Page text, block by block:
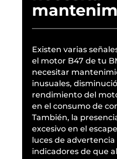
Existen varias
el motor B47 de tu
necesitar
inusuales,
rendimiento del
en el consumo de
También, la
excesivo en el
luces de
indicadores de que